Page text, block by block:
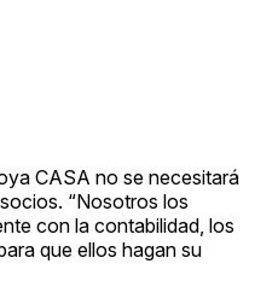
CASA no se necesitará
“Nosotros los
con la contabilidad, los
que ellos hagan su